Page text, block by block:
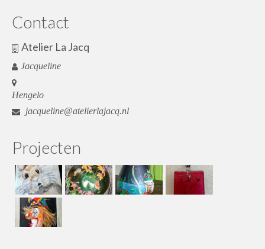
Contact
Atelier La Jacq
Jacqueline
Hengelo
jacqueline@atelierlajacq.nl
Projecten